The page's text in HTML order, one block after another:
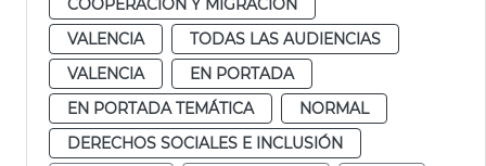
VALENCIA
TODAS LAS AUDIENCIAS
VALENCIA
EN PORTADA
EN PORTADA TEMÁTICA
NORMAL
DERECHOS SOCIALES E INCLUSIÓN